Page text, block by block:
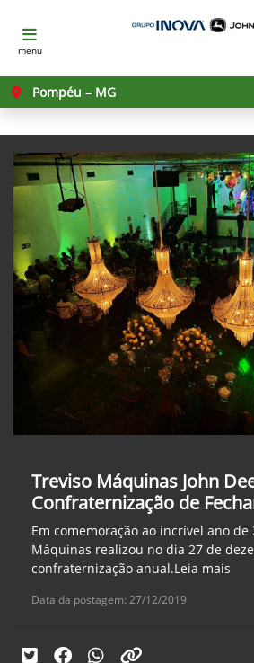
menu
Pompéu – MG
Treviso Máquinas John
Confraternização de
Em comemoração ao incrível ano de
Máquinas realizou no dia 27 de
confraternização anual.Leia mais
Data da postagem: 27/12/2019